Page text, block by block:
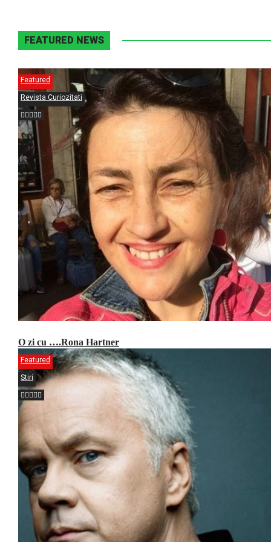
FEATURED NEWS
Featured
Revista Curiozitati
O zi cu ….Rona Hartner
Featured
Stiri